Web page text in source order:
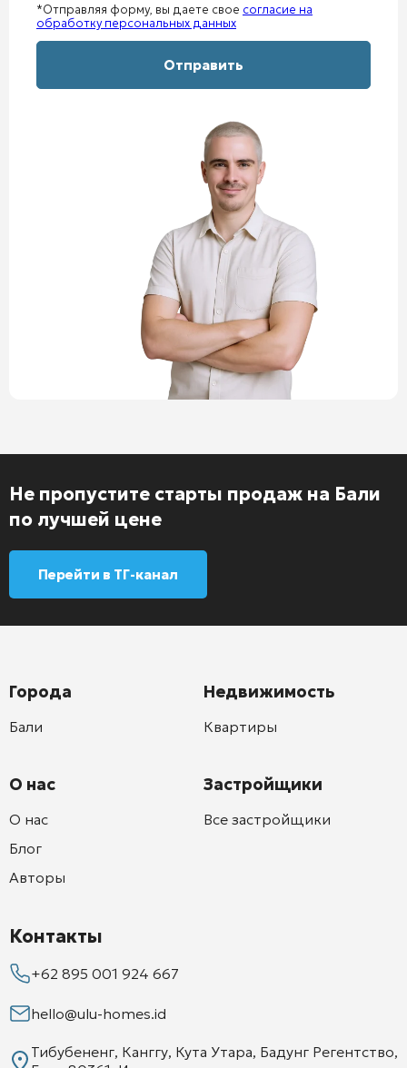
*Отправляя форму, вы даете свое согласие на
обработку персональных данных
Не пропустите старты продаж на Бали
по лучшей цене
Перейти в ТГ-канал
Города
Бали
О нас
О нас
Блог
Авторы
Недвижимость
Квартиры
Застройщики
Все застройщики
Контакты
+62 895 001 924 667
hello@ulu-homes.id
Тибубененг, Канггу, Кута Утара, Бадунг Регентство,